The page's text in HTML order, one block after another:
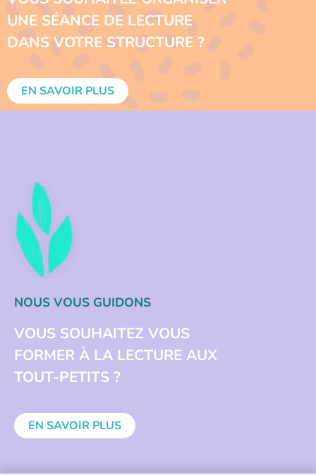
UNE SÉANCE DE LECTURE
DANS VOTRE STRUCTURE ?
EN SAVOIR PLUS
NOUS VOUS GUIDONS
VOUS SOUHAITEZ VOUS
FORMER À LA LECTURE AUX
TOUT-PETITS ?
EN SAVOIR PLUS